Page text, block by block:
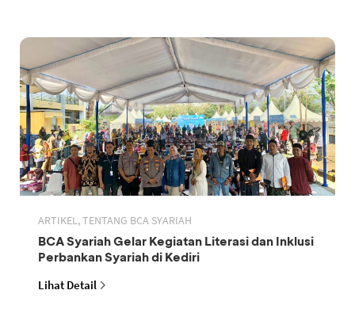
ARTIKEL, TENTANG BCA SYARIAH
BCA Syariah Gelar Kegiatan Literasi dan Inklusi
Perbankan Syariah di Kediri
Lihat Detail